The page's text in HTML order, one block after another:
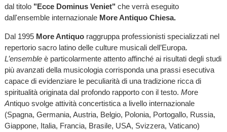
dal titolo "Ecce Dominus Veniet" che verrà eseguito
dall'ensemble internazionale More Antiquo Chiesa.
Dal 1995 More Antiquoraggruppa professionisti specializzati nel
repertorio sacro latino delle culture musicali dell’Europa.
L’ensemble è particolarmente attento affinché ai risultati degli studi
più avanzati della musicologia corrisponda una prassi esecutiva
capace di evidenziare le peculiarità di una tradizione ricca di
spiritualità originata dal profondo rapporto con il testo. More
Antiquo svolge attività concertistica a livello internazionale
(Spagna, Germania, Austria, Belgio, Polonia, Portogallo, Russia,
Giappone, Italia, Francia, Brasile, USA, Svizzera, Vaticano)